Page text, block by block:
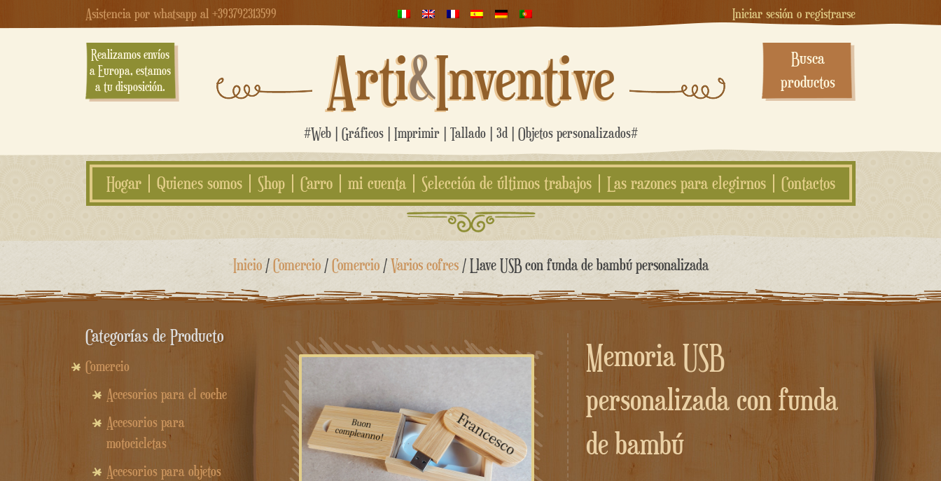
Asistencia por whatsapp al +393792313599 Iniciar sesión o registrarse
Realizamos envíos
a Europa, estamos
a tu disposición.
Arti&Inventive
#Web | Gráficos | Imprimir | Tallado | 3d | Objetos personalizados#
Busca
productos
Hogar Quienes somos Shop Carro mi cuenta Selección de últimos trabajos Las razones para elegirnos Contactos
saltar
contenido
Inicio/Comercio/Comercio/Varios cofres/ Llave USB con funda de bambú personalizada
Memoria USB
personalizada con funda
de bambú
Categorías de Producto
Comercio
Accesorios para el coche
Accesorios para
motocicletas
Accesorios para objetos